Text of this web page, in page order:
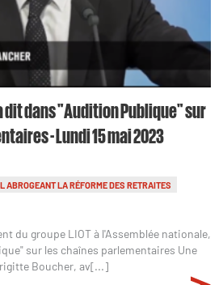
dit dans "Audition Publique" sur
- Lundi 15 mai 2023
ABROGEANT LA RÉFORME DES RETRAITES
du groupe LIOT à l'Assemblée nationale,
sur les chaînes parlementaires Une
Boucher, av[...]